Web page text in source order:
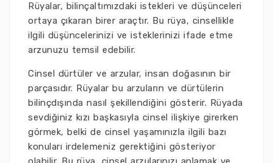
Rüyalar, bilinçaltımızdaki istekleri ve düşünceleri
ortaya çıkaran birer araçtır. Bu rüya, cinsellikle
ilgili düşüncelerinizi ve isteklerinizi ifade etme
arzunuzu temsil edebilir.
Cinsel dürtüler ve arzular, insan doğasının bir
parçasıdır. Rüyalar bu arzuların ve dürtülerin
bilinçdışında nasıl şekillendiğini gösterir. Rüyada
sevdiğiniz kızı başkasıyla cinsel ilişkiye girerken
görmek, belki de cinsel yaşamınızla ilgili bazı
konuları irdelemeniz gerektiğini gösteriyor